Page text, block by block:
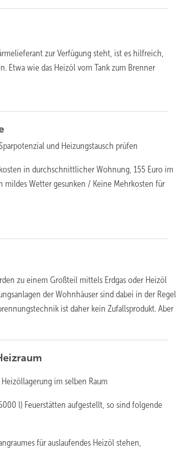
zur Verfügung steht, ist es hilfreich,
Etwa wie das Heizöl vom Tank zum Brenner
und Heizungstausch prüfen
in durchschnittlicher Wohnung, 155 Euro im
Wetter gesunken / Keine Mehrkosten für
zu einem Großteil mittels Erdgas oder Heizöl
der Wohnhäuser sind dabei in der Regel
ist daher kein Zufallsprodukt. Aber
im selben Raum
l) Feuerstätten aufgestellt, so sind folgende
für auslaufendes Heizöl stehen,